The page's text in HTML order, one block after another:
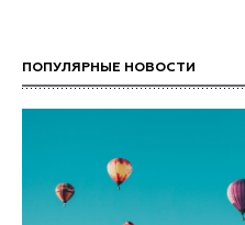
ПОПУЛЯРНЫЕ НОВОСТИ